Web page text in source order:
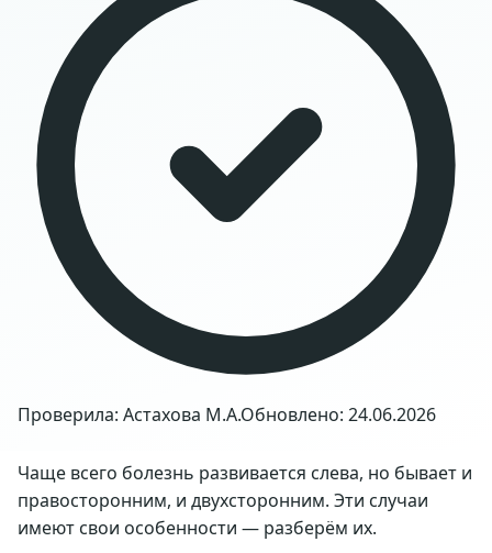
Проверила: Астахова М.А.Обновлено: 24.06.2026
Чаще всего болезнь развивается слева, но бывает и
правосторонним, и двухсторонним. Эти случаи
имеют свои особенности — разберём их.